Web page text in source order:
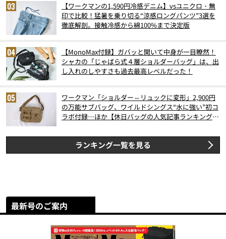
【ワークマンの1,590円冷感デニム】vsユニクロ・無
印で比較！猛暑を乗り切る“涼感ロングパンツ”3選を
徹底解剖。接触冷感から綿100%まで決定版
【MonoMax付録】ガバッと開いて中身が一目瞭然！
シャカの「じゃばら式４層ショルダーバッグ」は、出
し入れのしやすさも過去最高レベルだった！
ワークマン「ショルダー⇔リュックに変形」2,900円
の万能サブバッグ、ワイルドシングス“水に強い”初コ
ラボ付録…ほか【休日バッグの人気記事ランキングベ
ランキング一覧を見る
最新号のご案内